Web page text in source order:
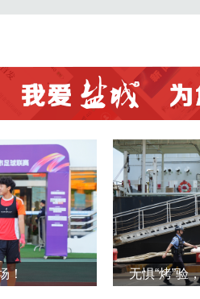
！ 无惧“烤”验